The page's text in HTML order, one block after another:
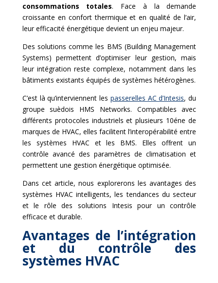
consommations totales. Face à la demande
croissante en confort thermique et en qualité de l’air,
leur efficacité énergétique devient un enjeu majeur.
Des solutions comme les BMS (Building Management
Systems) permettent d’optimiser leur gestion, mais
leur intégration reste complexe, notamment dans les
bâtiments existants équipés de systèmes hétérogènes.
C’est là qu’interviennent les passerelles AC d’Intesis, du
groupe suèdois HMS Networks. Compatibles avec
différents protocoles industriels et plusieurs 10éne de
marques de HVAC, elles facilitent l’interopérabilité entre
les systèmes HVAC et les BMS. Elles offrent un
contrôle avancé des paramètres de climatisation et
permettent une gestion énergétique optimisée.
Dans cet article, nous explorerons les avantages des
systèmes HVAC intelligents, les tendances du secteur
et le rôle des solutions Intesis pour un contrôle
efficace et durable.
Avantages de l’intégration
et du contrôle des
systèmes HVAC